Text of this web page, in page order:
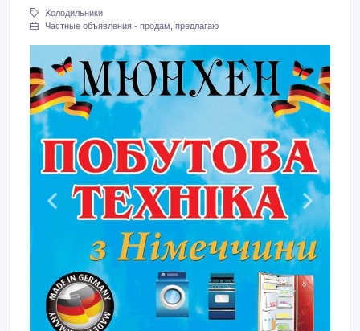
Холодильники
Частные объявления - продам, предлагаю